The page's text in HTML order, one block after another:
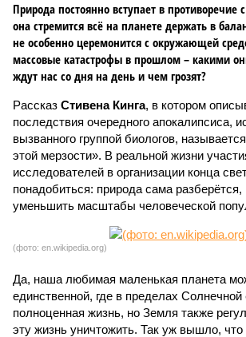
Природа постоянно вступает в противоречие
она стремится всё на планете держать в
не особенно церемонится с окружающей
массовые катастрофы в прошлом – какими
ждут нас со дня на день и чем грозят?
Рассказ Стивена Кинга, в котором
последствия очередного апокалипсиса,
вызванного группой биологов,
этой мерзости». В реальной жизни
исследователей в организации конца
понадобиться: природа сама разберётся,
уменьшить масштабы человеческой
(фото: en.wikipedia.org)
Да, наша любимая маленькая планета
единственной, где в пределах
полноценная жизнь, но Земля также
эту жизнь уничтожить. Так уж вышло, что